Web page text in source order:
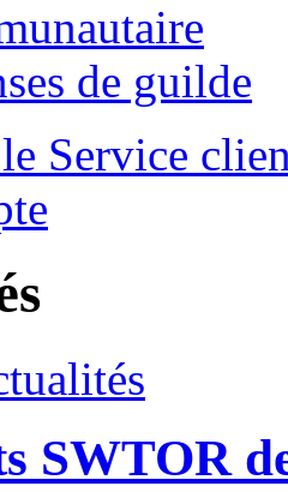
de guilde
Service
SWTOR